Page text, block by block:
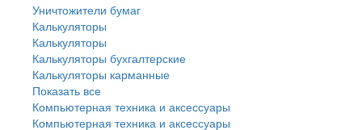
Уничтожители бумаг
Калькуляторы
Калькуляторы
Калькуляторы бухгалтерские
Калькуляторы карманные
Показать все
Компьютерная техника и аксессуары
Компьютерная техника и аксессуары